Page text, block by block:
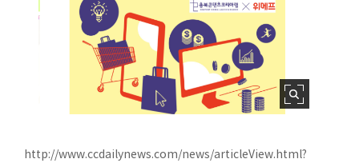
http://www.ccdailynews.com/news/articleView.html?